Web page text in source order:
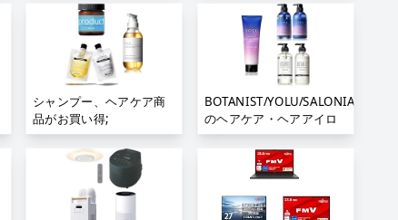
シャンプー、ヘアケア商
品がお買い得;
BOTANIST/YOLU/SALONIA
のヘアケア・ヘアアイロ
ン特集;